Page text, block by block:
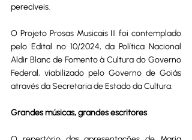
perecíveis.
O Projeto Prosas Musicais III foi contemplado
pelo Edital nº 10/2024, da Política Nacional
Aldir Blanc de Fomento à Cultura do Governo
Federal, viabilizado pelo Governo de Goiás
através da Secretaria de Estado da Cultura.
Grandes músicas, grandes escritores